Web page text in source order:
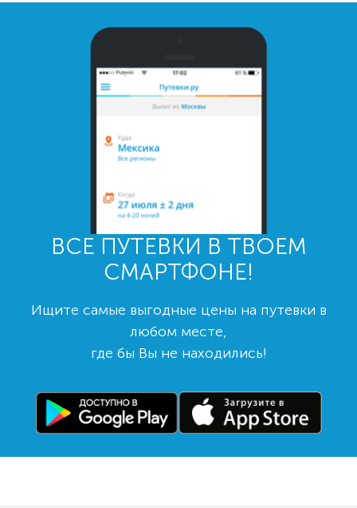
ВСЕ ПУТЕВКИ В ТВОЕМ
СМАРТФОНЕ!
Ищите самые выгодные цены на путевки в
любом месте,
где бы Вы не находились!